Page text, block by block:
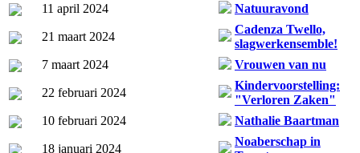
11 april 2024
Natuuravond
21 maart 2024
Cadenza Twello,
slagwerkensemble!
7 maart 2024
Vrouwen van nu
22 februari 2024
Kindervoorstelling:
"Verloren Zaken"
10 februari 2024
Nathalie Baartman
18 januari 2024
Noaberschap in